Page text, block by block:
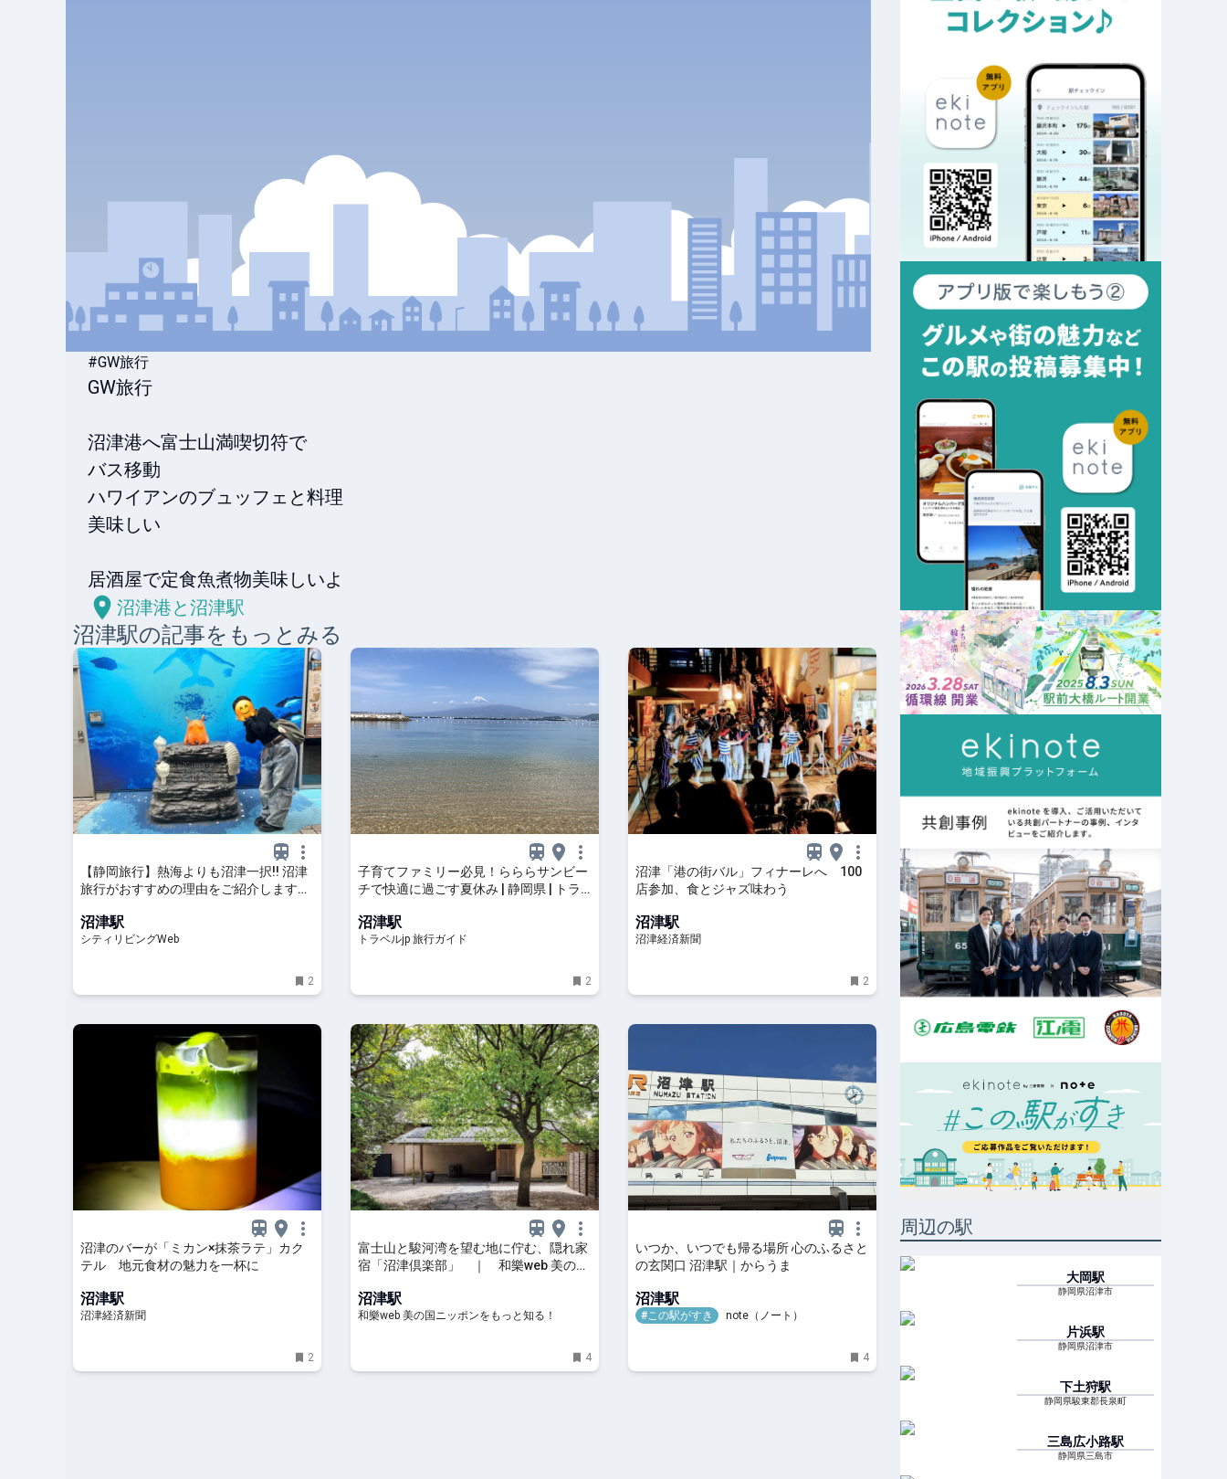
#GW旅行
GW旅行
沼津港へ富士山満喫切符で
バス移動
ハワイアンのブュッフェと料理
美味しい
居酒屋で定食魚煮物美味しいよ
沼津港と沼津駅
沼津駅の記事をもっとみる
【静岡旅行】熱海よりも沼津一択!! 沼津
旅行がおすすめの理由をご紹介します！
沼津駅
シティリビングWeb
2
子育てファミリー必見！らららサンビー
チで快適に過ごす夏休み | 静岡県 | トラ
沼津駅
トラベルjp 旅行ガイド
2
沼津「港の街バル」フィナーレへ 100
店参加、食とジャズ味わう
沼津駅
沼津経済新聞
2
沼津のバーが「ミカン×抹茶ラテ」カク
テル 地元食材の魅力を一杯に
沼津駅
沼津経済新聞
2
富士山と駿河湾を望む地に佇む、隠れ家
宿「沼津倶楽部」 ｜ 和樂web 美の国
沼津駅
和樂web 美の国ニッポンをもっと知る！
4
いつか、いつでも帰る場所 心のふるさと
の玄関口 沼津駅｜からうま
沼津駅
#この駅がすき note（ノート）
4
周辺の駅
大岡駅
静岡県沼津市
片浜駅
静岡県沼津市
下土狩駅
静岡県駿東郡長泉町
三島広小路駅
静岡県三島市